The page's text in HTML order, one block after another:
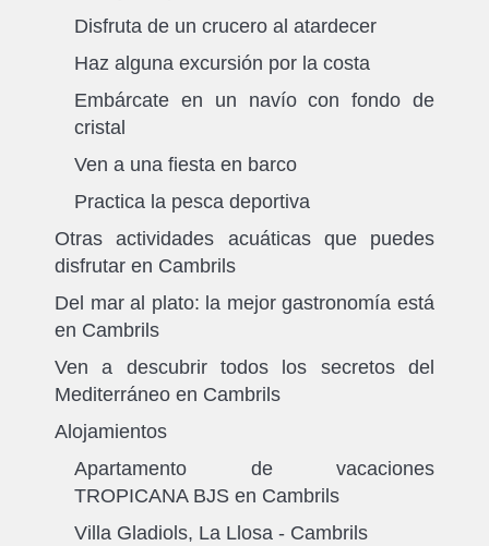
Disfruta de un crucero al atardecer
Haz alguna excursión por la costa
Embárcate en un navío con fondo de
cristal
Ven a una fiesta en barco
Practica la pesca deportiva
Otras actividades acuáticas que puedes
disfrutar en Cambrils
Del mar al plato: la mejor gastronomía está
en Cambrils
Ven a descubrir todos los secretos del
Mediterráneo en Cambrils
Alojamientos
Apartamento de vacaciones
TROPICANA BJS en Cambrils
Villa Gladiols, La Llosa - Cambrils